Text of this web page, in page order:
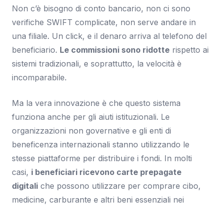
Non c’è bisogno di conto bancario, non ci sono
verifiche SWIFT complicate, non serve andare in
una filiale. Un click, e il denaro arriva al telefono del
beneficiario. Le commissioni sono ridotte rispetto ai
sistemi tradizionali, e soprattutto, la velocità è
incomparabile.
Ma la vera innovazione è che questo sistema
funziona anche per gli aiuti istituzionali. Le
organizzazioni non governative e gli enti di
beneficenza internazionali stanno utilizzando le
stesse piattaforme per distribuire i fondi. In molti
casi, i beneficiari ricevono carte prepagate
digitali che possono utilizzare per comprare cibo,
medicine, carburante e altri beni essenziali nei